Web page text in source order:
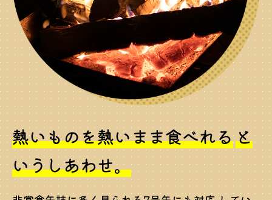
熱いものを熱いまま食べれると
いうしあわせ。